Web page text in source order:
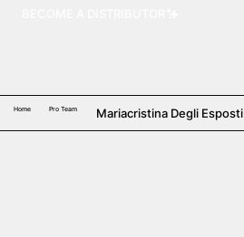
Home Pro Team Mariacristina Degli Esposti